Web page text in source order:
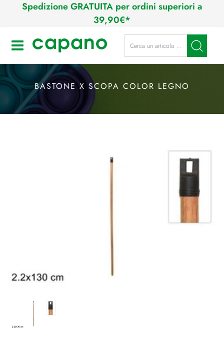
Spedizione GRATUITA per ordini superiori a
39,90€*
Open La modifica di un filtro
BASTONE X SCOPA COLOR LEGNO